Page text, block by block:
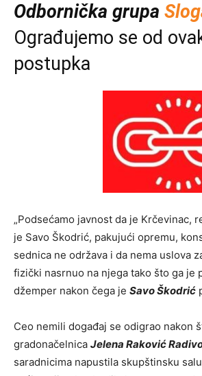
Odbornička grupa
Ograđujemo se od
postupka
„Podsećamo javnost da je Krčevinac,
je Savo Škodrić, pakujući opremu,
sednica ne održava i da nema uslova
fizički nasrnuo na njega tako što ga je
džemper nakon čega je Savo Škodrić
Ceo nemili događaj se odigrao nakon
gradonačelnica Jelena Raković
saradnicima napustila skupštinsku